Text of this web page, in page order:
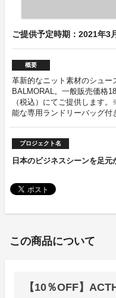
ご提供予定時期：2021年3
概要
革新的なニット素材のシュ
BALMORAL。一般販売価格
（税込）にてご提供します
能な専用ランドリーバッグ付
プロジェクト名
日本のビジネスシーンを足
この商品について
【10％OFF】